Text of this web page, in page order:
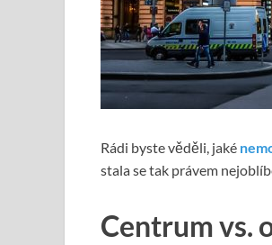
Rádi byste věděli, jaké
stala se tak právem
Centrum vs.